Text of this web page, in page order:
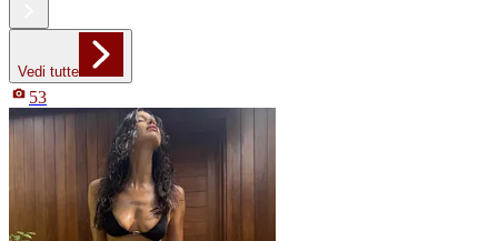
Vedi tutte
53